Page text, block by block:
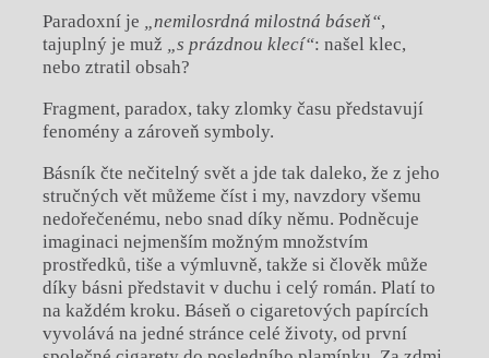
Paradoxní je „nemilosrdná milostná báseň“,
tajuplný je muž „s prázdnou klecí“: našel klec,
nebo ztratil obsah?
Fragment, paradox, taky zlomky času představují
fenomény a zároveň symboly.
Básník čte nečitelný svět a jde tak daleko, že z jeho
stručných vět můžeme číst i my, navzdory všemu
nedořečenému, nebo snad díky němu. Podněcuje
imaginaci nejmenším možným množstvím
prostředků, tiše a výmluvně, takže si člověk může
díky básni představit v duchu i celý román. Platí to
na každém kroku. Báseň o cigaretových papírcích
vyvolává na jedné stránce celé životy, od první